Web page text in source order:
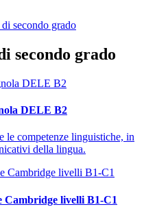
secondo grado
secondo grado
DELE B2
le competenze linguistiche, in
della lingua.
Cambridge livelli B1-C1